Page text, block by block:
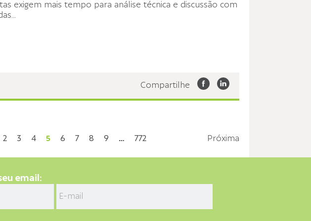
exigem mais tempo para análise técnica e discussão com
...
Compartilhe
2 3 4 5 6 7 8 9 … 772 Próxima
email: